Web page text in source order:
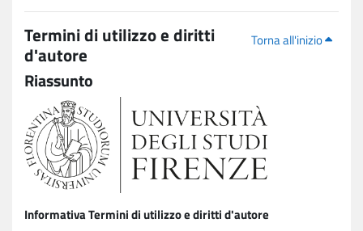
Torna all'inizio
Termini di utilizzo e diritti
d'autore
Riassunto
Informativa Termini di utilizzo e diritti d'autore